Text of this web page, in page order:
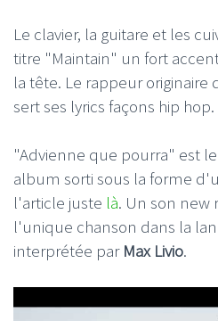
Le clavier, la guitare et les
titre "Maintain" un fort
la tête. Le rappeur originaire
sert ses lyrics façons hip hop.
"Advienne que pourra" est
album sorti sous la forme
l'article juste là. Un son new
l'unique chanson dans la
interprétée par Max Livio.